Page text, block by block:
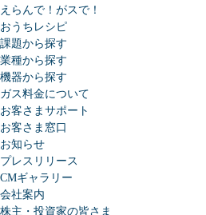
えらんで！がスで！
おうちレシピ
課題から探す
業種から探す
機器から探す
ガス料金について
お客さまサポート
お客さま窓口
お知らせ
プレスリリース
CMギャラリー
会社案内
株主・投資家の皆さま